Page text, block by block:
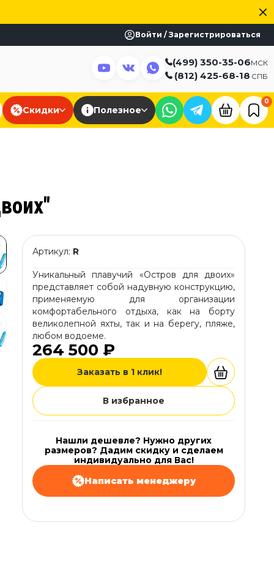
Войти / Зарегистрироваться
(499) 350-35-06МСК
(812) 425-68-18 СПБ
Скидки Полезное
0
Артикул: R
Уникальный плавучий «Остров для двоих»
представляет собой надувную конструкцию,
применяемую для организации
комфортабельного отдыха, как на борту
великолепной яхты, так и на берегу, пляже,
любом водоеме.
264 500 ₽
Заказать в 1 клик!
В избранное
Нашли дешевле? Нужно других
размеров? Дадим скидку и сделаем
индивидуально для Вас!
Написать менеджеру